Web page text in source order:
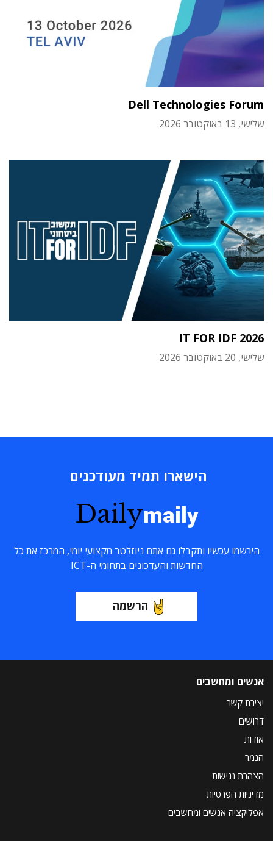
Dell Technologies Forum
שלישי, 13 באוקטובר 2026
IT FOR IDF 2026
שלישי, 20 באוקטובר 2026
הישארו תמיד מעודכנים
Dailymaily
הירשמו עכשיו ותקבלו גם אתם ניוזלטר מקצועי יומי, המרכז את כל
החדשות והעדכונים בתחומי ה-ICT
הרשמה
אנשים ומחשבים
יצירת קשר
דרושים
אודות
הנמר
הצהרת נגישות
מדיניות הפרטיות
אפליקציה אנשים ומחשבים